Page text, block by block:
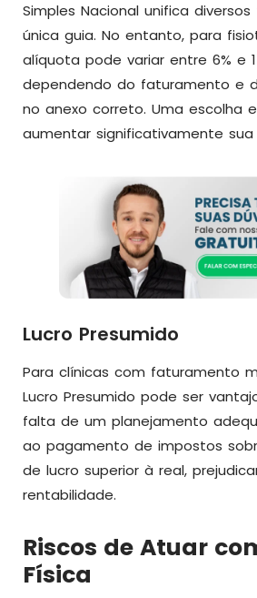
Simples Nacional unifica
única guia. No entanto, para
alíquota pode variar entre 6% e
dependendo do faturamento e
no anexo correto. Uma escolha
aumentar significativamente
Lucro Presumido
Para clínicas com faturamento
Lucro Presumido pode ser
falta de um planejamento
ao pagamento de impostos
de lucro superior à real,
rentabilidade.
Riscos de Atuar
Física